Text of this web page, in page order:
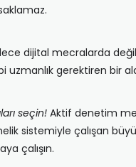
dijital mecralarda değil,
uzmanlık gerektiren bir
seçin! Aktif denetim
sistemiyle çalışan
çalışın.